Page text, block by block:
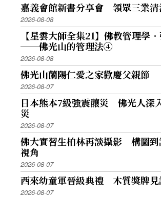
嘉義會館新書分享會 領眾三業清
2026-08-08
【星雲大師全集21】佛教管理學
──佛光山的管理法④
2026-08-08
佛光山蘭陽仁愛之家歡慶父親節
2026-08-07
日本熊本7級強震釀災 佛光人深
災
2026-08-07
佛大實習生柏林再談攝影 構圖到
視角
2026-08-07
西來幼童軍晉級典禮 木質獎牌見
2026-08-07